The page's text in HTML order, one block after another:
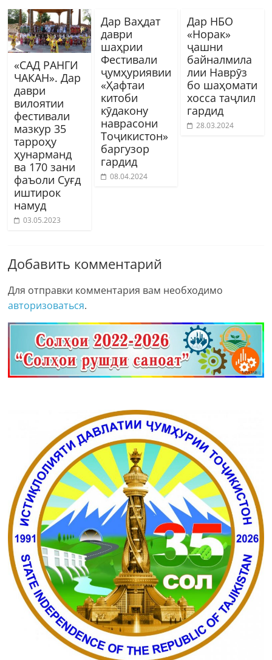
«САД РАНГИ
ЧАКАН». Дар
даври
вилоятии
фестивали
мазкур 35
тарроҳу
ҳунарманд
ва 170 зани
фаъоли Суғд
иштирок
намуд
03.05.2023
Дар Ваҳдат
даври
шаҳрии
Фестивали
ҷумҳуриявии
«Ҳафтаи
китоби
кӯдакону
наврасони
Тоҷикистон»
баргузор
гардид
08.04.2024
Дар НБО
«Норак»
ҷашни
байналмила
лии Наврӯз
бо шаҳомати
хосса таҷлил
гардид
28.03.2024
Добавить комментарий
Для отправки комментария вам необходимо
авторизоваться.